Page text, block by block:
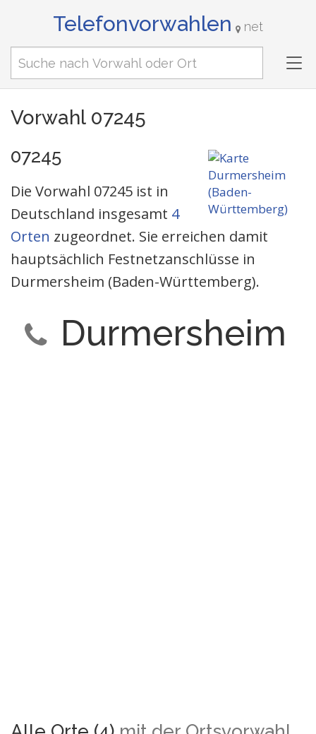
Telefonvorwahlen net
Vorwahl 07245
07245
Die Vorwahl 07245 ist in
Deutschland insgesamt 4
Orten zugeordnet. Sie erreichen damit
hauptsächlich Festnetzanschlüsse in
Durmersheim (Baden-Württemberg).
Durmersheim